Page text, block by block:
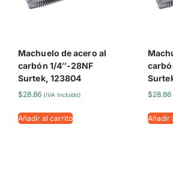
Machuelo de acero al
carbón 1/4″-28NF
Surtek, 123804
$28.86 (IVA Incluido)
Añadir al carrito
$28.86
Añadir